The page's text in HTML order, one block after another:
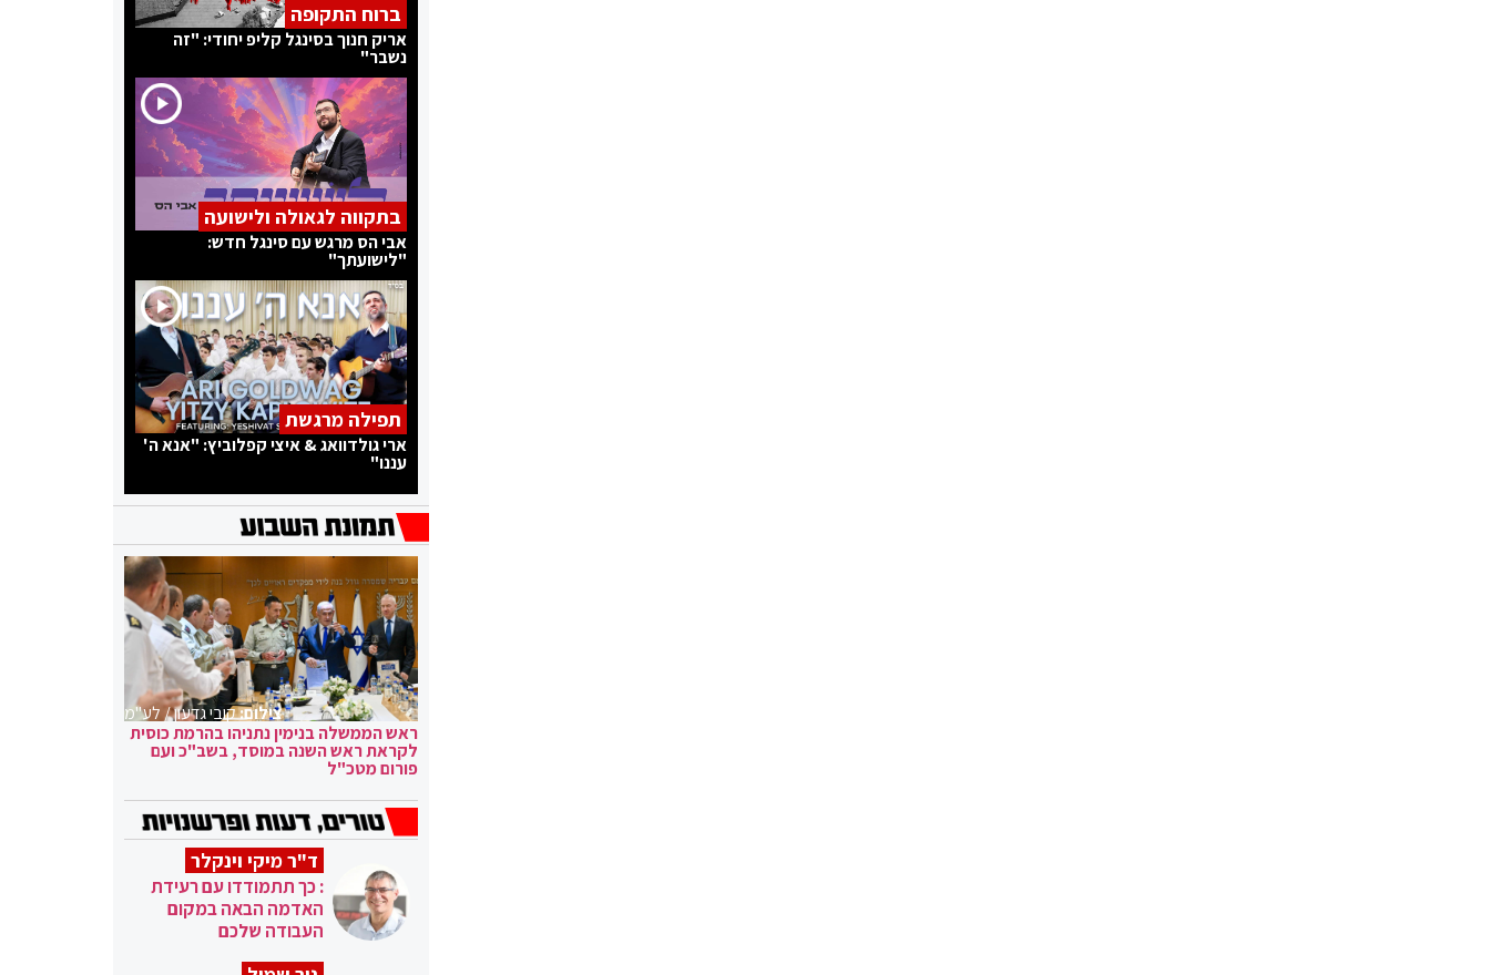
ברוח התקופה
אריק חנוך בסינגל קליפ יחודי: "זה
נשבר"
בתקווה לגאולה ולישועה
אבי הס מרגש עם סינגל חדש:
"לישועתך"
תפילה מרגשת
ארי גולדוואג & איצי קפלוביץ: "אנא ה'
עננו"
צילום:קובי גדעון / לע"מ
ראש הממשלה בנימין נתניהו בהרמת כוסית
לקראת ראש השנה במוסד, בשב"כ ועם
פורום מטכ"ל
ד"ר מיקי וינקלר
: כך תתמודדו עם רעידת
האדמה הבאה במקום
העבודה שלכם